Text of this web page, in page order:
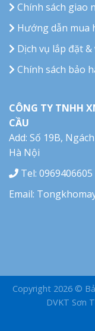
Chính sách giao
Hướng dẫn mua
Dịch vụ lắp đặt &
Chính sách bảo
CÔNG TY TNHH
CẦU
Add: Số 19B,
Hà Nội
Tel: 0969406605
Email:
Copyright 2026 ©
DVKT Sơn